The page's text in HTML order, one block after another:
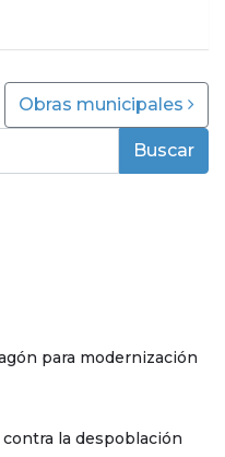
Obras municipales
para modernización
la despoblación